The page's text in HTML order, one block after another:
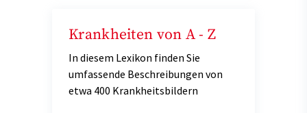
Krankheiten von A - Z
In diesem Lexikon finden Sie
umfassende Beschreibungen von
etwa 400 Krankheitsbildern